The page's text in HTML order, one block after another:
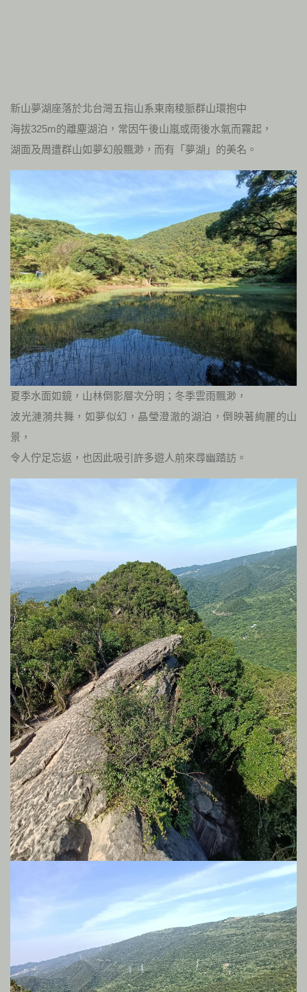
新山夢湖座落於北台灣五指山系東南稜脈群山環抱中
海拔325m的離塵湖泊，常因午後山嵐或雨後水氣而霧起，
湖面及周遭群山如夢幻般飄渺，而有「夢湖」的美名。
夏季水面如鏡，山林倒影層次分明；冬季雲雨飄渺，
波光漣漪共舞，如夢似幻，晶瑩澄澈的湖泊，倒映著絢麗的山
景，
令人佇足忘返，也因此吸引許多遊人前來尋幽踏訪。